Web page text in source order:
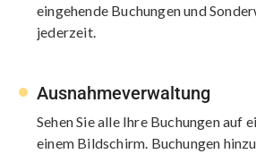
eingehende Buchungen und
jederzeit.
Ausnahmeverwaltung
Sehen Sie alle Ihre Buchungen auf
einem Bildschirm. Buchungen